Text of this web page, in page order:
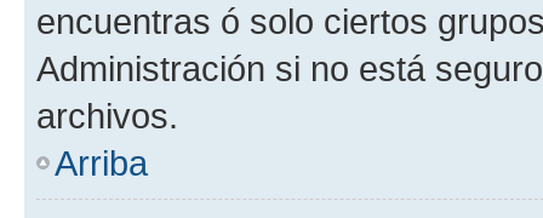
encuentras ó solo ciertos
Administración si no está
archivos.
Arriba